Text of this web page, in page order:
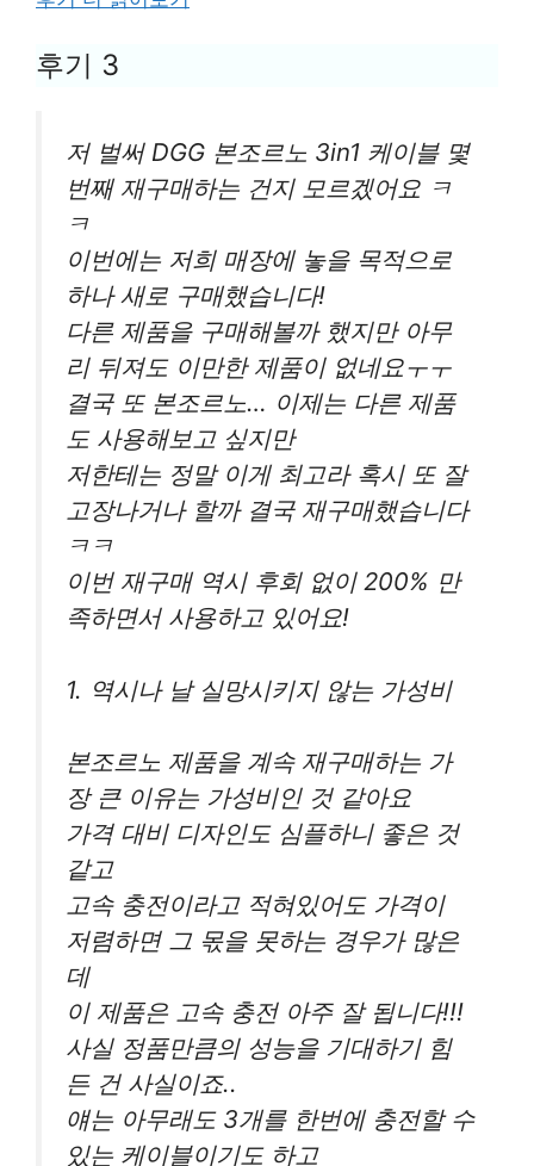
후기 3
저 벌써 DGG 본조르노 3in1 케이블 몇
번째 재구매하는 건지 모르겠어요 ㅋ
ㅋ
이번에는 저희 매장에 놓을 목적으로
하나 새로 구매했습니다!
다른 제품을 구매해볼까 했지만 아무
리 뒤져도 이만한 제품이 없네요ㅜㅜ
결국 또 본조르노… 이제는 다른 제품
도 사용해보고 싶지만
저한테는 정말 이게 최고라 혹시 또 잘
고장나거나 할까 결국 재구매했습니다
ㅋㅋ
이번 재구매 역시 후회 없이 200% 만
족하면서 사용하고 있어요!
1. 역시나 날 실망시키지 않는 가성비
본조르노 제품을 계속 재구매하는 가
장 큰 이유는 가성비인 것 같아요
가격 대비 디자인도 심플하니 좋은 것
같고
고속 충전이라고 적혀있어도 가격이
저렴하면 그 몫을 못하는 경우가 많은
데
이 제품은 고속 충전 아주 잘 됩니다!!!
사실 정품만큼의 성능을 기대하기 힘
든 건 사실이죠..
얘는 아무래도 3개를 한번에 충전할 수
있는 케이블이기도 하고